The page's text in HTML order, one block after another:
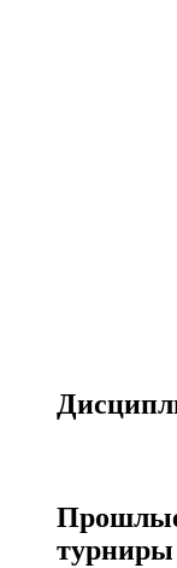
турниры